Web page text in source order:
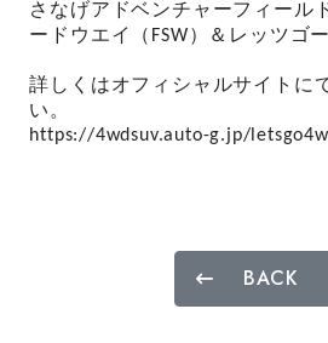
さなげアドベンチャーフィール
ードウエイ（FSW）＆レッツゴ
詳しくはオフィシャルサイトに
い。
https://4wdsuv.auto-g.jp/
BACK